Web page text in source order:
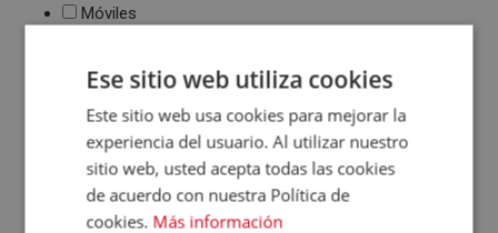
Móviles
Ese sitio web utiliza cookies
Este sitio web usa cookies para mejorar la
experiencia del usuario. Al utilizar nuestro
sitio web, usted acepta todas las cookies
de acuerdo con nuestra Política de
cookies. Más información